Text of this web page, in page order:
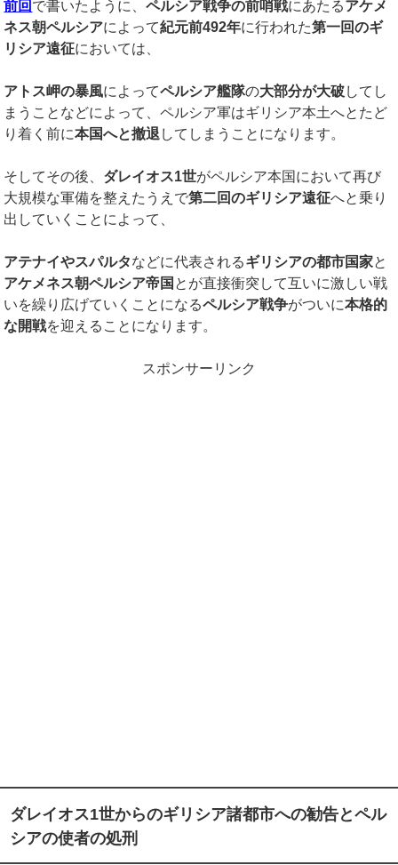
前回 で書いたように、ペルシア戦争の前哨戦にあたるアケメ
ネス朝ペルシアによって紀元前492年に行われた第一回のギ
リシア遠征においては、
アトス岬の暴風によってペルシア艦隊の大部分が大破してし
まうことなどによって、ペルシア軍はギリシア本土へとたど
り着く前に本国へと撤退 してしまうことになります。
そしてその後、 ダレイオス1世がペルシア本国において再び
大規模な軍備を整えたうえで第二回のギリシア遠征へと乗り
出していくことによって、
アテナイやスパルタなどに代表されるギリシアの都市国家と
アケメネス朝ペルシア帝国 とが直接衝突して互いに激しい戦
いを繰り広げていくことになるペルシア戦争がついに本格的
な開戦を迎えることになります。
スポンサーリンク
ダレイオス1世からのギリシア諸都市への勧告とペル
シアの使者の処刑